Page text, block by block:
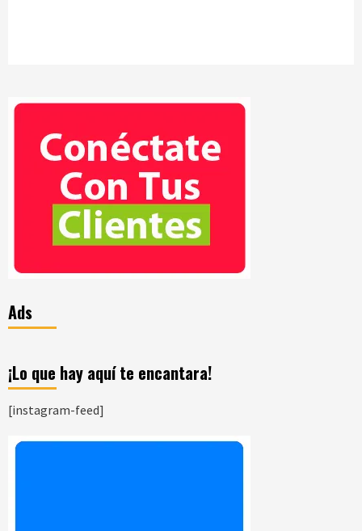
Ads
¡Lo que hay aquí te encantara!
[instagram-feed]